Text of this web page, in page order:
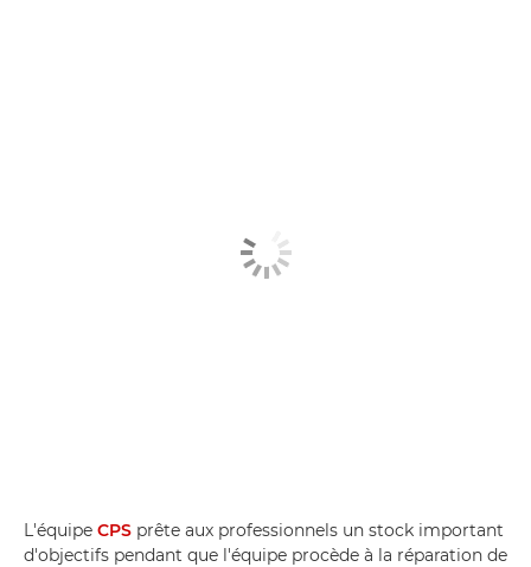
L'équipe CPS prête aux professionnels un stock important
d'objectifs pendant que l'équipe procède à la réparation de